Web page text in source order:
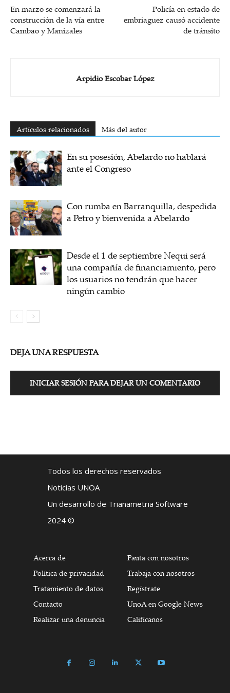
En marzo se comenzará la
construcción de la vía entre
Cambao y Manizales
Policía en estado de
embriaguez causó accidente
de tránsito
Arpidio Escobar López
Artículos relacionados Más del autor
En su posesión, Abelardo no hablará
ante el Congreso
Con rumba en Barranquilla, despedida
a Petro y bienvenida a Abelardo
Desde el 1 de septiembre Nequi será
una compañía de financiamiento, pero
los usuarios no tendrán que hacer
ningún cambio
DEJA UNA RESPUESTA
INICIAR SESIÓN PARA DEJAR UN COMENTARIO
Todos los derechos reservados
Noticias UNOA
Un desarrollo de Trianametria Software
2024 ©
Acerca de
Política de privacidad
Tratamiento de datos
Contacto
Realizar una denuncia
Pauta con nosotros
Trabaja con nosotros
Regístrate
UnoA en Google News
Califícanos